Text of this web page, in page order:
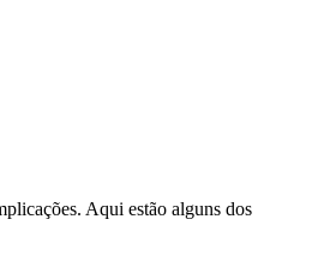
Aqui estão alguns dos